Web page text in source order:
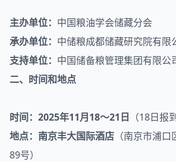
主办单位： 中国粮油学会储藏分会
承办单位： 中储粮成都储藏研究院有限
支持单位： 中国储备粮管理集团有限公
二、时间和地点
时间： 2025年11月18～21日 （18日报
地点： 南京丰大国际酒店 （南京市浦
89号）